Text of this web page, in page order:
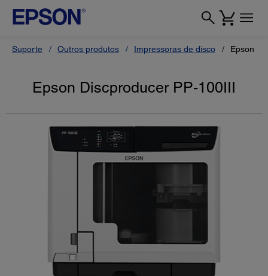
Suporte Outros produtos Impressoras de disco Epson
Epson Discproducer PP-100III